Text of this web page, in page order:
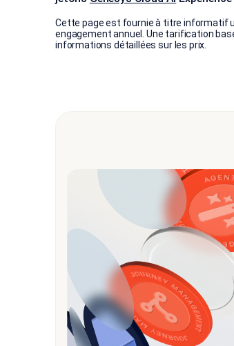
Cette page est fournie à titre informatif
engagement annuel. Une tarification
informations détaillées sur les prix.